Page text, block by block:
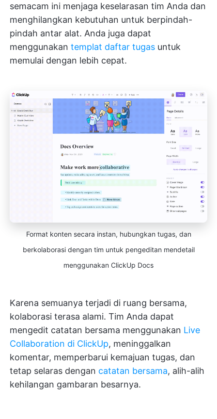
semacam ini menjaga keselarasan tim Anda dan
menghilangkan kebutuhan untuk berpindah-
pindah antar alat. Anda juga dapat
menggunakan templat daftar tugas untuk
memulai dengan lebih cepat.
Format konten secara instan, hubungkan tugas, dan
berkolaborasi dengan tim untuk pengeditan mendetail
menggunakan ClickUp Docs
Karena semuanya terjadi di ruang bersama,
kolaborasi terasa alami. Tim Anda dapat
mengedit catatan bersama menggunakan Live
Collaboration di ClickUp, meninggalkan
komentar, memperbarui kemajuan tugas, dan
tetap selaras dengan catatan bersama, alih-alih
kehilangan gambaran besarnya.